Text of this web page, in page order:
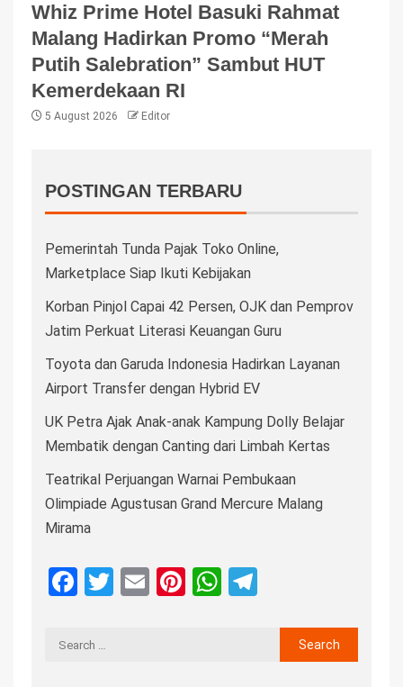
Whiz Prime Hotel Basuki Rahmat
Malang Hadirkan Promo “Merah
Putih Salebration” Sambut HUT
Kemerdekaan RI
5 August 2026 Editor
POSTINGAN TERBARU
Pemerintah Tunda Pajak Toko Online,
Marketplace Siap Ikuti Kebijakan
Korban Pinjol Capai 42 Persen, OJK dan Pemprov
Jatim Perkuat Literasi Keuangan Guru
Toyota dan Garuda Indonesia Hadirkan Layanan
Airport Transfer dengan Hybrid EV
UK Petra Ajak Anak-anak Kampung Dolly Belajar
Membatik dengan Canting dari Limbah Kertas
Teatrikal Perjuangan Warnai Pembukaan
Olimpiade Agustusan Grand Mercure Malang
Mirama
Facebook
Twitter
EmailPinterest
WhatsApp